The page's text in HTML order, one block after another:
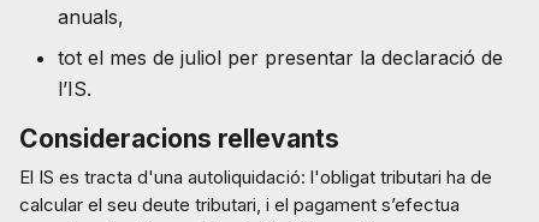
anuals,
tot el mes de juliol per presentar la declaració de
l’IS.
Consideracions rellevants
El IS es tracta d'una autoliquidació: l'obligat tributari ha de
calcular el seu deute tributari, i el pagament s’efectua